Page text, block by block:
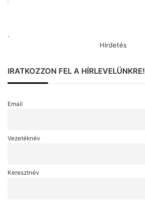
.
Hirdetés
IRATKOZZON FEL A HÍRLEVELÜNKRE!
Email
Vezetéknév
Keresztnév